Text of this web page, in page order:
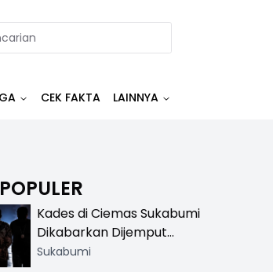
CEK FAKTA LAINNYA
Kades di Ciemas Sukabumi
Dikabarkan Dijemput
Satnarkoba, Polisi
Sukabumi